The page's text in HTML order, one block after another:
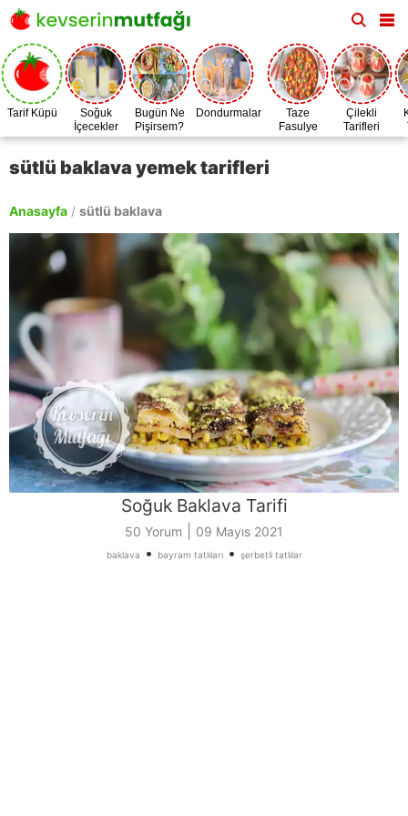
Tarif Küpü
Soğuk
İçecekler
Bugün Ne
Pişirsem?
Dondurmalar
Taze
Fasulye
Zamanı
Çilekli
Tarifleri
sütlü baklava yemek tarifleri
Anasayfa / sütlü baklava
Soğuk Baklava Tarifi
50 Yorum 09 Mayıs 2021
baklava • bayram tatlıları• şerbetli tatlılar